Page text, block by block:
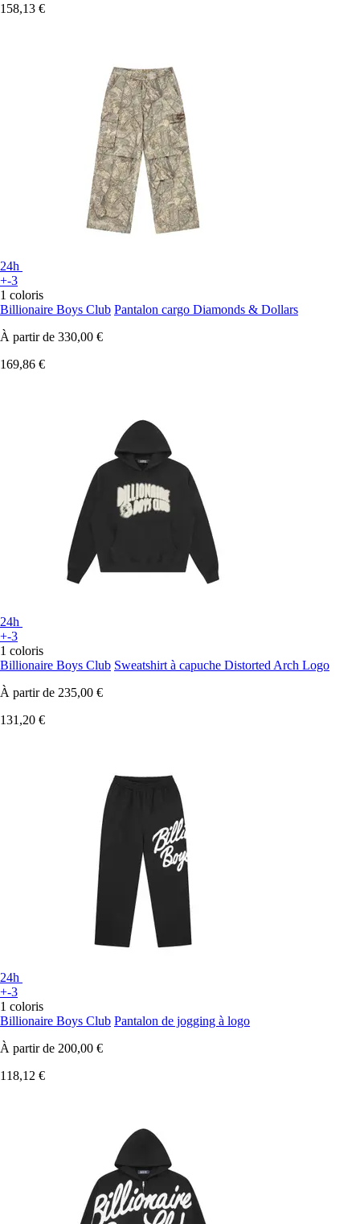
158,13 €
24h
+-3
1 coloris
Billionaire Boys Club Pantalon cargo Diamonds & Dollars
À partir de 330,00 €
169,86 €
24h
+-3
1 coloris
Billionaire Boys Club Sweatshirt à capuche Distorted Arch Logo
À partir de 235,00 €
131,20 €
24h
+-3
1 coloris
Billionaire Boys Club Pantalon de jogging à logo
À partir de 200,00 €
118,12 €